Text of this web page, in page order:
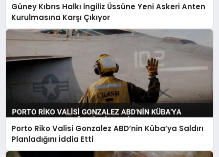
Güney Kıbrıs Halkı İngiliz Üssüne Yeni Askeri Anten
Kurulmasına Karşı Çıkıyor
Porto Riko Valisi Gonzalez ABD’nin Küba’ya Saldırı
Planladığını İddia Etti